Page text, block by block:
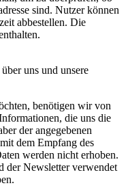
sind. Nutzer können
abbestellen. Die
uns und unsere
benötigen wir von
die uns die
der angegebenen
dem Empfang des
werden nicht erhoben.
der Newsletter verwendet